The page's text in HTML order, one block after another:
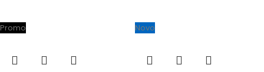
Promo Novo